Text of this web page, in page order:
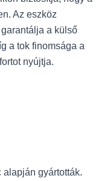
Az eszköz
a külső
a tok finomsága a
nyújtja.
alapján gyártották.